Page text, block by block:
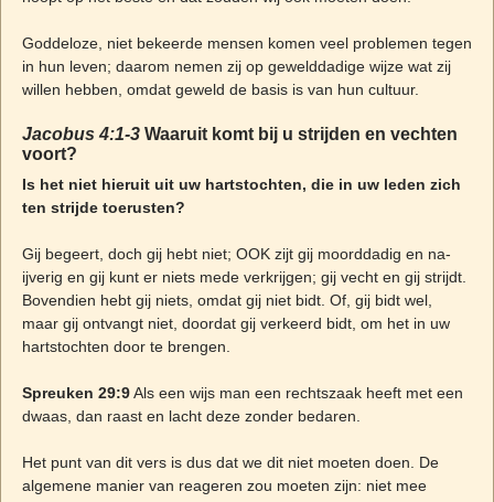
Goddeloze, niet bekeerde mensen komen veel problemen tegen
in hun leven; daarom nemen zij op gewelddadige wijze wat zij
willen hebben, omdat geweld de basis is van hun cultuur.
Jacobus 4:1-3 Waaruit komt bij u strijden en vechten
voort?
Is het niet hieruit uit uw hartstochten, die in uw leden zich
ten strijde toerusten?
Gij begeert, doch gij hebt niet; OOK zijt gij moorddadig en na-
ijverig en gij kunt er niets mede verkrijgen; gij vecht en gij strijdt.
Bovendien hebt gij niets, omdat gij niet bidt. Of, gij bidt wel,
maar gij ontvangt niet, doordat gij verkeerd bidt, om het in uw
hartstochten door te brengen.
Spreuken 29:9Als een wijs man een rechtszaak heeft met een
dwaas, dan raast en lacht deze zonder bedaren.
Het punt van dit vers is dus dat we dit niet moeten doen. De
algemene manier van reageren zou moeten zijn: niet mee